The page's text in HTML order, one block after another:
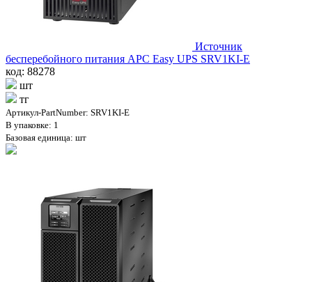
Источник
бесперебойного питания APC Easy UPS SRV1KI-E
код: 88278
шт
тг
Артикул-PartNumber: SRV1KI-E
В упаковке: 1
Базовая единица: шт